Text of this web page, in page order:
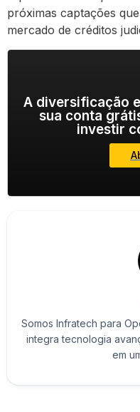
próximas captações
mercado de créditos
A diversificação
sua conta
investir
Somos Infratech para Open
integra tecnologia
em